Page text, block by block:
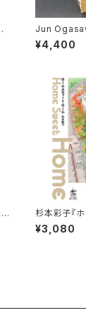
Jun Ogasawa "転生録
リカ
¥4,400
杉本彩子『ホ
ホーム』
¥3,080